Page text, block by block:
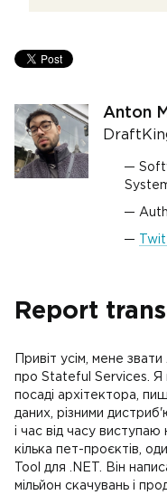
Anton
Report
Привіт усім, мене
про Stateful Services. Я
посаді архітектора,
даних, різними
і час від часу
кілька пет-проєктів,
Tool для .NET. Він
мільйон скачувань і